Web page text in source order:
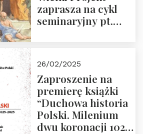
zaprasza na cykl
seminaryjny pt.
26/02/2025
Zaproszenie na
premierę książki
“Duchowa historia
Polski. Milenium
dwu koronacji 1025-